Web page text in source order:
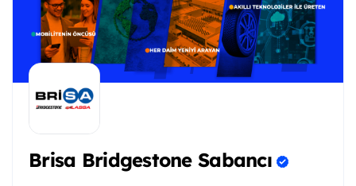
Brisa Bridgestone Sabancı